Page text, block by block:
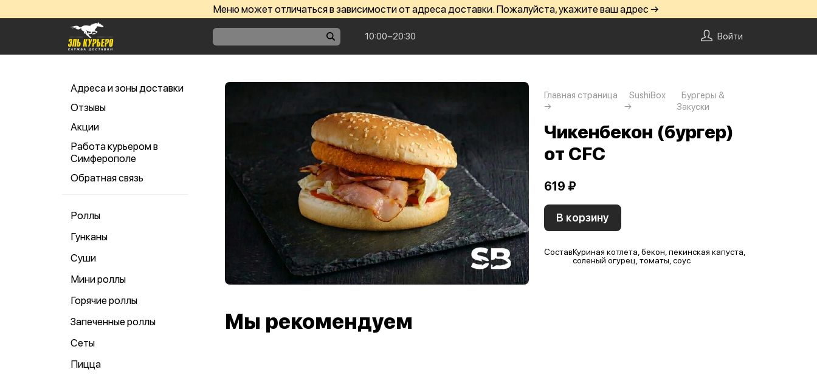
Меню может отличаться в зависимости от адреса доставки. Пожалуйста, укажите ваш адрес →
10:00−20:30 Войти
Адреса и зоны доставки
Отзывы
Акции
Работа курьером в
Симферополе
Обратная связь
Роллы
Гунканы
Суши
Мини роллы
Горячие роллы
Запеченные роллы
Сеты
Пицца
Главная страница SushiBox
Бургеры &
Закуски
Чикенбекон (бургер)
от CFC
619 ₽
В корзину
СоставКуриная котлета, бекон, пекинская капуста,
соленый огурец, томаты, соус
Мы рекомендуем